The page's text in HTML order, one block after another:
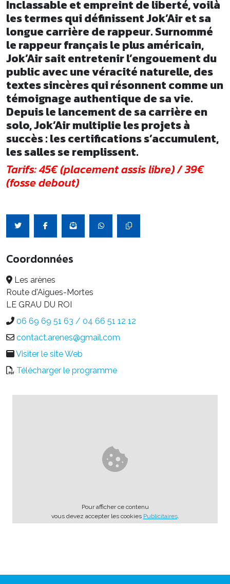
Inclassable et empreint de liberté, voilà
les termes qui définissent Jok’Air et sa
longue carrière de rappeur. Surnommé
le rappeur français le plus américain,
Jok’Air sait entretenir l’engouement du
public avec une véracité naturelle, des
textes sincères qui résonnent comme un
témoignage authentique de sa vie.
Depuis le lancement de sa carrière en
solo, Jok’Air multiplie les projets à
succès : les certifications s’accumulent,
les salles se remplissent.
Tarifs: 45€ (placement assis libre) / 39€
(fosse debout)
Coordonnées
Les arènes
Route d'Aigues-Mortes
LE GRAU DU ROI
06 69 69 51 63 / 04 66 51 12 12
contact.arenes@gmail.com
Visiter le site Web
Télécharger le programme
Pour afficher ce contenu
vous devez accepter les cookies Publicitaires.